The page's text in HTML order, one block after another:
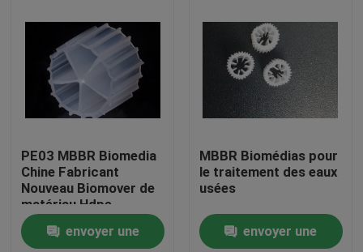
Produits
Au sujet de nous
PE03 MBBR Biomedia
Chine Fabricant
Nouveau Biomover de
matériau Hdpe
envoyer une
MBBR Biomédias pour
le traitement des eaux
usées
envoyer une